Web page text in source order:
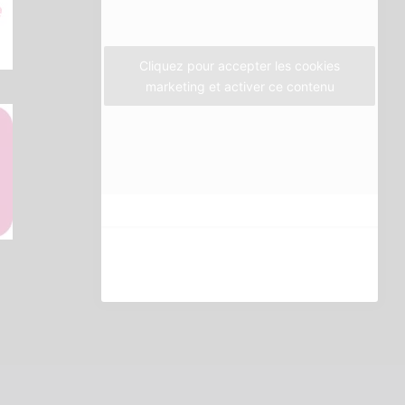
m
Cliquez pour accepter les cookies
marketing et activer ce contenu